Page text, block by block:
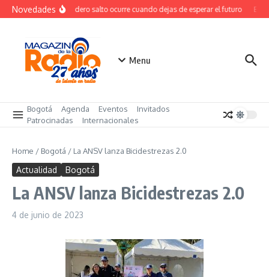
Saltar al contenido
NovedadesEl verdadero salto ocurre cuando dejas de esperar el futuro El
Menu
Bogotá Agenda Eventos
Invitados
Patrocinadas
Internacionales
Home / Bogotá / La ANSV lanza Bicidestrezas 2.0
Actualidad Bogotá
La ANSV lanza Bicidestrezas 2.0
4 de junio de 2023